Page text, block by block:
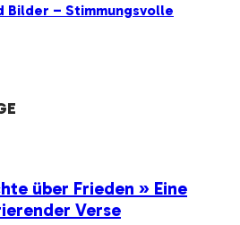
Bilder – Stimmungsvolle
über Frieden » Eine
Verse